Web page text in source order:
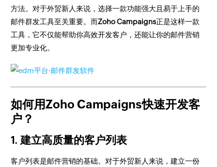
方法。对于外贸新人来说，选择一款功能强大且易于上手的
邮件群发工具至关重要。而Zoho Campaigns正是这样一款
工具，它不仅能帮助你高效开发客户，还能让你的邮件营销
更加专业化。
如何用Zoho Campaigns快速开发客
户？
1.建立高质量的客户列表
客户列表是邮件营销的基础。对于外贸新人来说，建立一份